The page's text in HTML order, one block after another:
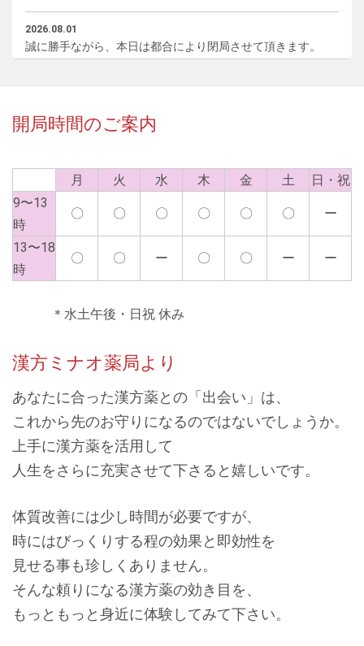
2026.08.01
誠に勝手ながら、本日は都合により閉局させて頂きます。
2026.06.12
2026.05.22
誠に勝手ながら、本日は都合により閉局させて頂きます。
2026.05.15
誠に勝手ながら、本日は都合により閉局させて頂きます。
都合により、 3/23(月)〜3/25(水)は、 臨時休業させていただ
2026.03.21
2026.03.18
誠に勝手ながら、本日は都合により閉局させて頂きます。
2026.03.14
誠に勝手ながら、本日は都合により閉局させて頂きます。
2026.02.17
誠に勝手ながら、本日は都合により閉局させて頂きます。
開局時間のご案内
月 火 水 木 金 土
日・祝
9〜13
時
〇 〇 〇 〇 〇 〇 ー
13〜18
時
〇 〇 ー 〇 〇 ー ー
＊水土午後・日祝 休み
漢方ミナオ薬局より
あなたに合った漢方薬との「出会い」は、
これから先のお守りになるのではないでしょうか。
上手に漢方薬を活用して
人生をさらに充実させて下さると嬉しいです。
体質改善には少し時間が必要ですが、
時にはびっくりする程の効果と即効性を
見せる事も珍しくありません。
そんな頼りになる漢方薬の効き目を、
もっともっと身近に体験してみて下さい。